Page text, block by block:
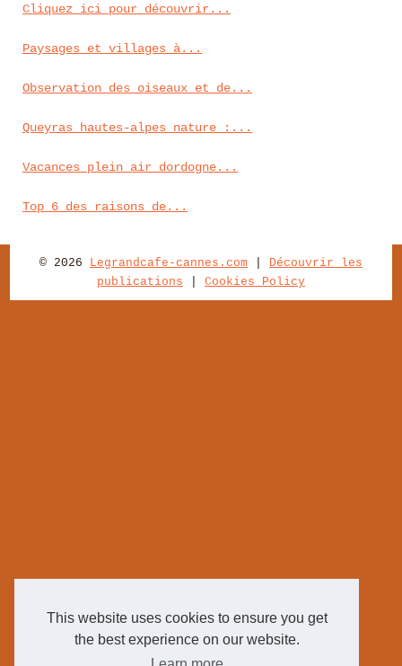
This website uses cookies to ensure you get
the best experience on our website.
Cliquez ici pour découvrir...
Paysages et villages à...
Observation des oiseaux et de...
Queyras hautes-alpes nature :...
Vacances plein air dordogne...
Top 6 des raisons de...
© 2026 Legrandcafe-cannes.com
Découvrir les
publications
Cookies Policy